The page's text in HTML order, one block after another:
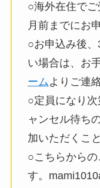
○海外在住で
月前までにお
○お申込み後
い場合は、お
ームよりご連
○定員になり
ャンセル待ち
加いただくこ
○こちらから
す。